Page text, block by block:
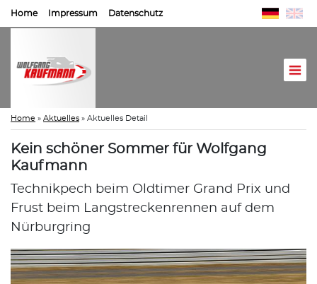
Home Impressum Datenschutz
Home » Aktuelles » Aktuelles Detail
Kein schöner Sommer für Wolfgang
Kaufmann
Technikpech beim Oldtimer Grand Prix und
Frust beim Langstreckenrennen auf dem
Nürburgring